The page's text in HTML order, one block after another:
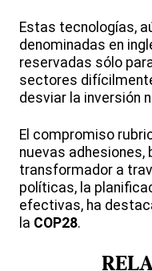
Estas tecnologías,
denominadas en
reservadas sólo
sectores
desviar la inversión
El compromiso
nuevas
transformador a
políticas, la
efectivas, ha
la COP28.